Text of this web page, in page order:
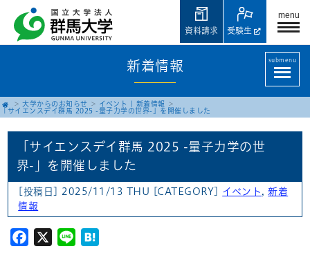
menu
受験生
資料請求
新着情報 submenu
大学からのお知らせ イベント
新着情報
「サイエンスデイ群馬 2025 -量子力学の世界-」を開催しました
「サイエンスデイ群馬 2025 -量子力学の世
界-」を開催しました
[投稿日] 2025/11/13 THU [CATEGORY] イベント ,新着
情報
Facebook
X Line